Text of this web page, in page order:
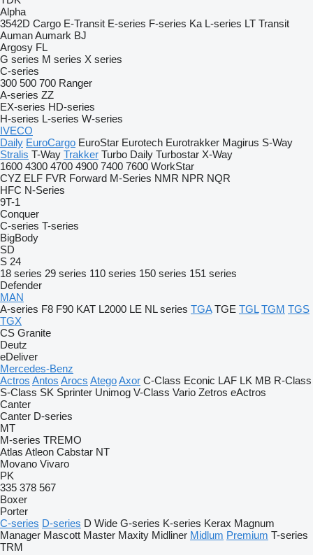
Alpha
3542D Cargo E-Transit E-series F-series Ka L-series LT Transit
AumanAumark BJ
Argosy FL
G series M series X series
C-series
300 500 700 Ranger
A-series ZZ
EX-series HD-series
H-series L-series W-series
IVECO
Daily EuroCargo EuroStar Eurotech Eurotrakker Magirus S-Way
Stralis T-Way Trakker Turbo Daily Turbostar X-Way
1600 4300 4700 4900 7400 7600 WorkStar
CYZ ELF FVR Forward M-Series NMR NPR NQR
HFC N-Series
9T-1
Conquer
C-series T-series
BigBody
SD
S 24
18 series 29 series 110 series 150 series 151 series
Defender
MAN
A-series F8 F90 KAT L2000 LE NL series TGA TGE TGL TGM TGS
TGX
CS Granite
Deutz
eDeliver
Mercedes-Benz
Actros Antos Arocs AtegoAxor C-Class Econic LAF LK MB R-Class
S-Class SK Sprinter Unimog V-Class Vario Zetros eActros
Canter
Canter D-series
MT
M-series TREMO
Atlas Atleon Cabstar NT
Movano Vivaro
PK
335 378 567
Boxer
Porter
C-series D-series D Wide G-series K-series Kerax Magnum
Manager Mascott Master Maxity Midliner Midlum Premium T-series
TRM